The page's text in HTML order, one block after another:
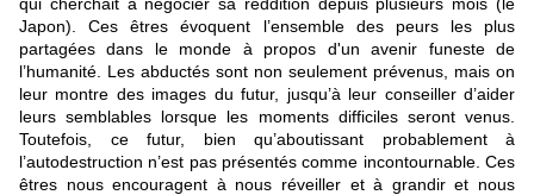
Japon). Ces êtres évoquent l’ensemble des peurs les plus
partagées dans le monde à propos d'un avenir funeste de
l’humanité. Les abductés sont non seulement prévenus, mais on
leur montre des images du futur, jusqu’à leur conseiller d’aider
leurs semblables lorsque les moments difficiles seront venus.
Toutefois, ce futur, bien qu’aboutissant probablement à
l’autodestruction n’est pas présentés comme incontournable. Ces
êtres nous encouragent à nous réveiller et à grandir et nous